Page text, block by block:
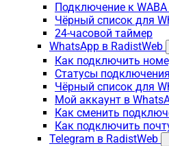
Подключение к
Чёрный список для
24-часовой таймер
WhatsApp в RadistWeb
Как подключить
Статусы
Чёрный список для
Мой аккаунт в
Как сменить
Как подключить
Telegram в RadistWeb